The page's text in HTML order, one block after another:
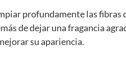
profundamente las fibras
de dejar una fragancia
su apariencia.